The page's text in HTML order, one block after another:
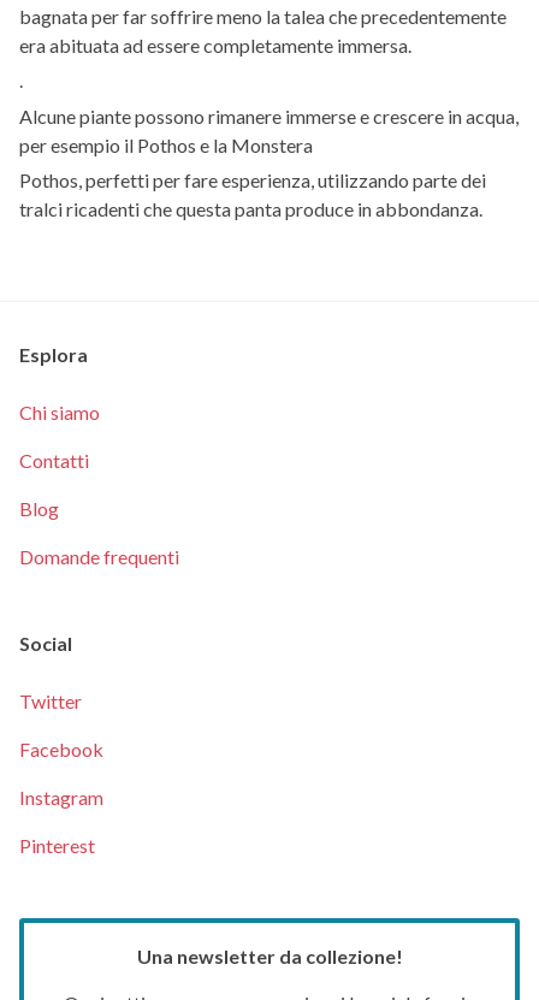
bagnata per far soffrire meno la talea che precedentemente
era abituata ad essere completamente immersa.
.
Alcune piante possono rimanere immerse e crescere in acqua,
per esempio il Pothos e la Monstera
Pothos, perfetti per fare esperienza, utilizzando parte dei
tralci ricadenti che questa panta produce in abbondanza.
Esplora
Chi siamo
Contatti
Blog
Domande frequenti
Social
Twitter
Facebook
Instagram
Pinterest
Una newsletter da collezione!